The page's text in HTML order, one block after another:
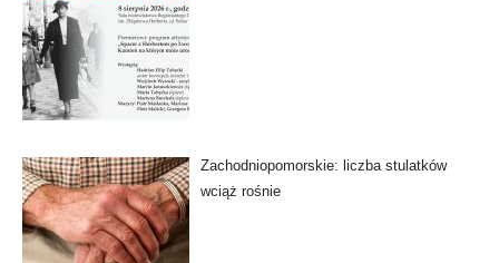
Zachodniopomorskie: liczba stulatków
wciąż rośnie